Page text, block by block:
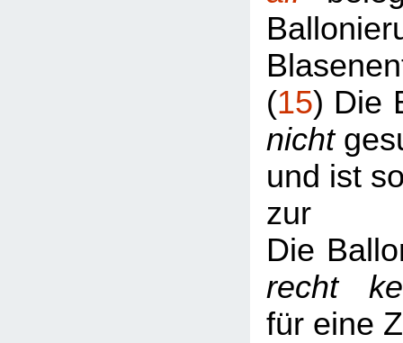
(15) Die
nicht
und ist
zur
Die
recht
für eine